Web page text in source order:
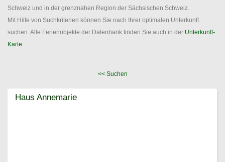
Schweiz und in der grenznahen Region der Sächsischen Schweiz.
Mit Hilfe von Suchkriterien können Sie nach Ihrer optimalen Unterkunft
suchen. Alle Ferienobjekte der Datenbank finden Sie auch in der Unterkunft-
Karte.
<< Suchen
Haus Annemarie
Haus Annemarie